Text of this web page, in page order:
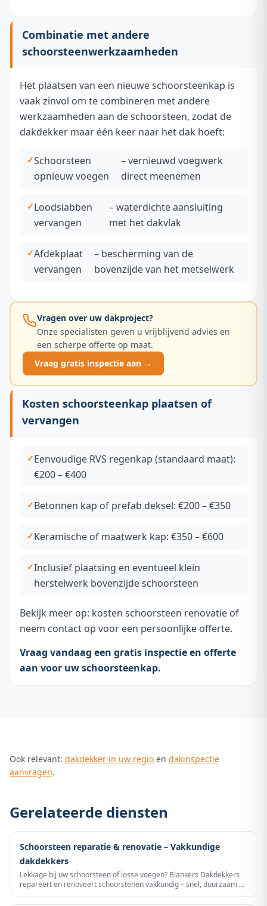
Combinatie met andere
schoorsteenwerkzaamheden
Het plaatsen van een nieuwe schoorsteenkap is
vaak zinvol om te combineren met andere
werkzaamheden aan de schoorsteen, zodat de
dakdekker maar één keer naar het dak hoeft:
Schoorsteen
opnieuw voegen
– vernieuwd voegwerk
direct meenemen
Loodslabben
vervangen
– waterdichte aansluiting
met het dakvlak
Afdekplaat
vervangen
– bescherming van de
bovenzijde van het metselwerk
Vragen over uw dakproject?
Onze specialisten geven u vrijblijvend advies en
een scherpe offerte op maat.
Vraag gratis inspectie aan →
Kosten schoorsteenkap plaatsen of
vervangen
Eenvoudige RVS regenkap (standaard maat):
€200 – €400
Betonnen kap of prefab deksel: €200 – €350
Keramische of maatwerk kap: €350 – €600
Inclusief plaatsing en eventueel klein
herstelwerk bovenzijde schoorsteen
Bekijk meer op: kosten schoorsteen renovatie of
neem contact op voor een persoonlijke offerte.
Vraag vandaag een gratis inspectie en offerte
aan voor uw schoorsteenkap.
Ook relevant: dakdekker in uw regio en dakinspectie
aanvragen.
Gerelateerde diensten
Schoorsteen reparatie & renovatie – Vakkundige
dakdekkers
Lekkage bij uw schoorsteen of losse voegen? Blankers Dakdekkers
repareert en renoveert schoorstenen vakkundig – snel, duurzaam en